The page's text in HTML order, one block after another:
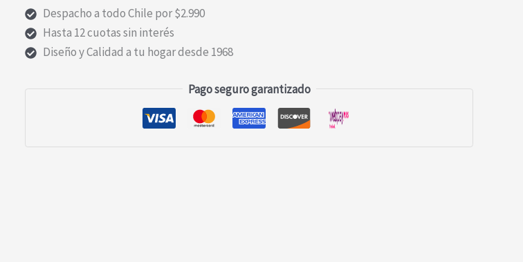
200
HILOS
GRIS
2P
Despacho a todo Chile por $2.990
Hasta 12 cuotas sin interés
Diseño y Calidad a tu hogar desde 1968
Pago seguro garantizado